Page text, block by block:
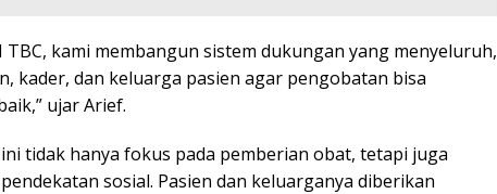
TBC, kami membangun sistem dukungan yang menyeluruh,
kader, dan keluarga pasien agar pengobatan bisa
ujar Arief.
tidak hanya fokus pada pemberian obat, tetapi juga
sosial. Pasien dan keluarganya diberikan